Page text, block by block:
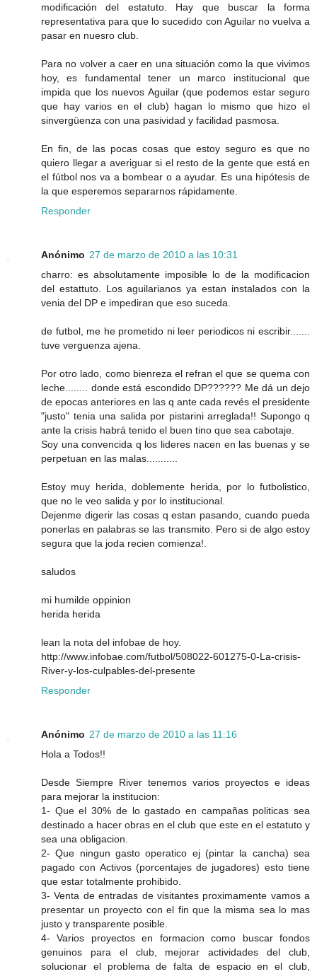
modificación del estatuto. Hay que buscar la forma
representativa para que lo sucedido con Aguilar no vuelva a
pasar en nuesro club.
Para no volver a caer en una situación como la que vivimos
hoy, es fundamental tener un marco institucional que
impida que los nuevos Aguilar (que podemos estar seguro
que hay varios en el club) hagan lo mismo que hizo el
sinvergüenza con una pasividad y facilidad pasmosa.
En fin, de las pocas cosas que estoy seguro es que no
quiero llegar a averiguar si el resto de la gente que está en
el fútbol nos va a bombear o a ayudar. Es una hipótesis de
la que esperemos separarnos rápidamente.
Responder
Anónimo 27 de marzo de 2010 a las 10:31
charro: es absolutamente imposible lo de la modificacion
del estattuto. Los aguilarianos ya estan instalados con la
venia del DP e impediran que eso suceda.
de futbol, me he prometido ni leer periodicos ni escribir.......
tuve verguenza ajena.
Por otro lado, como bienreza el refran el que se quema con
leche........ donde está escondido DP?????? Me dá un dejo
de epocas anteriores en las q ante cada revés el presidente
"justo" tenia una salida por pistarini arreglada!! Supongo q
ante la crisis habrá tenido el buen tino que sea cabotaje.
Soy una convencida q los lideres nacen en las buenas y se
perpetuan en las malas...........
Estoy muy herida, doblemente herida, por lo futbolistico,
que no le veo salida y por lo institucional.
Dejenme digerir las cosas q estan pasando, cuando pueda
ponerlas en palabras se las transmito. Pero si de algo estoy
segura que la joda recien comienza!.
saludos
mi humilde oppinion
herida herida
lean la nota del infobae de hoy.
http://www.infobae.com/futbol/508022-601275-0-La-crisis-
River-y-los-culpables-del-presente
Responder
Anónimo 27 de marzo de 2010 a las 11:16
Hola a Todos!!
Desde Siempre River tenemos varios proyectos e ideas
para mejorar la institucion:
1- Que el 30% de lo gastado en campañas politicas sea
destinado a hacer obras en el club que este en el estatuto y
sea una obligacion.
2- Que ningun gasto operatico ej (pintar la cancha) sea
pagado con Activos (porcentajes de jugadores) esto tiene
que estar totalmente prohibido.
3- Venta de entradas de visitantes proximamente vamos a
presentar un proyecto con el fin que la misma sea lo mas
justo y transparente posible.
4- Varios proyectos en formacion como buscar fondos
genuinos para el club, mejorar actividades del club,
solucionar el problema de falta de espacio en el club,